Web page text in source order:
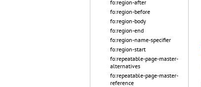
fo:region-after
fo:region-before
fo:region-body
fo:region-end
fo:region-name-specifier
fo:region-start
fo:repeatable-page-master-
alternatives
fo:repeatable-page-master-
reference